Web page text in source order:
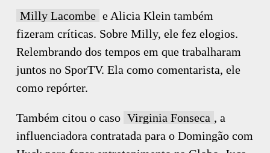
Milly Lacombe e Alicia Klein também
fizeram críticas. Sobre Milly, ele fez elogios.
Relembrando dos tempos em que trabalharam
juntos no SporTV. Ela como comentarista, ele
como repórter.
Também citou o caso Virginia Fonseca , a
influenciadora contratada para o Domingão com